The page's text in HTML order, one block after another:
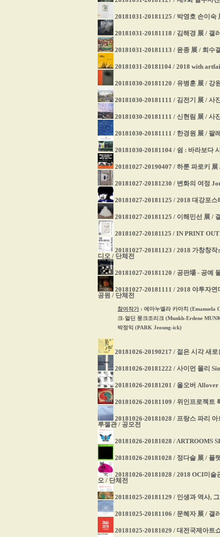
20181031-20181125 / 박영호 손이숙
20181031-20181118 / 김해경 展 / 갤
20181031-20181113 / 윤종 展 / 희수
20181031-20181104 / 2018 with
20181030-20181120 / 유병훈 展 / 강
20181030-20181111 / 김전기 展 / 사
20181030-20181111 / 신현림 展 / 사
20181030-20181111 / 한경원 展 / 팔
20181030-20181104 / 쉼 : 바라보다
20181027-20190407 / 하룬 파로키
20181027-20181230 / 변화의 여정
20181027-20181125 / 2018 대강포
20181027-20181125 / 이해민선 展 /
20181027-20181125 / IN PRINT
20181027-20181123 / 2018 가창창
디오 / 단체전
20181027-20181120 / 공판場 - 공예
20181027-20181111 / 2018 야투자
공원 / 단체전
참여작가 : 에마누엘라 카마치 (Emanuela
크-얼딘 뭉크조리크 (Munkh-Erdene
박정익 (PARK Jeoung-ick)
20181026-20190217 / 젊은 시각 새
20181026-20181222 / 사이먼 몰리
20181026-20181201 / 올오버
20181026-20181109 / 위인프로젝트
20181026-20181028 / 프랑스 파리
루젤관 / 공모전
20181026-20181028 / ARTROOMS
20181026-20181028 / 정다슬 展 / 플
20181026-20181028 / 2018 OCI미
오 / 단체전
20181025-20181129 / 인생과 역사,
20181025-20181106 / 문혜자 展 / 갤
20181025-20181029 / 대전국제아트